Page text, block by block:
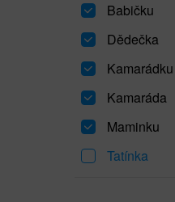
Babičku
Dědečka
Kamarádku
Kamaráda
Maminku
Tatínka